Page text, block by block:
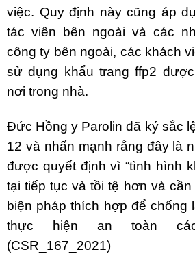
việc. Quy định này cũng áp
tác viên bên ngoài và các
công ty bên ngoài, các khách
sử dụng khẩu trang ffp2
nơi trong nhà.
Đức Hồng y Parolin đã ký sắc
12 và nhấn mạnh rằng đây là
được quyết định vì “tình hình
tại tiếp tục và tồi tệ hơn và
biện pháp thích hợp để chống
thực hiện an toàn
(CSR_167_2021)